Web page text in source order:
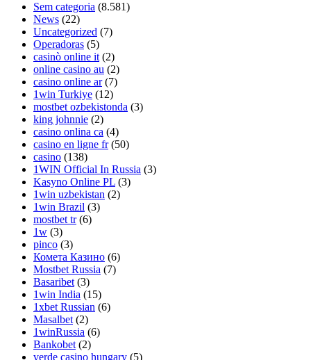
Sem categoria (8.581)
News (22)
Uncategorized (7)
Operadoras (5)
casinò online it(2)
online casino au (2)
casino online ar(7)
1win Turkiye (12)
mostbet ozbekistonda (3)
king johnnie (2)
casino onlina ca (4)
casino en ligne fr(50)
casino (138)
1WIN Official In Russia (3)
Kasyno Online PL (3)
1win uzbekistan (2)
1win Brazil (3)
mostbet tr(6)
1w (3)
pinco (3)
Комета Казино (6)
Mostbet Russia (7)
Basaribet(3)
1win India (15)
1xbet Russian (6)
Masalbet(2)
1winRussia (6)
Bankobet(2)
verde casino hungary (5)